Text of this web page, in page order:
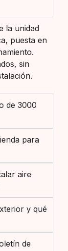
la unidad
puesta en
sin
de 3000
para
aire
y qué
de